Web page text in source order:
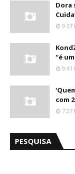
Dora
9:37
“é
9:41
com
7:27
PESQUISA